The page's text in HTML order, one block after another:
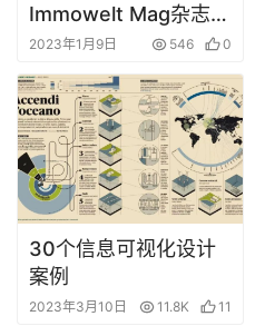
Immowelt Mag杂志版
式设计
2023年1月9日 546 0
30个信息可视化设计
案例
2023年3月10日 11.8K 11